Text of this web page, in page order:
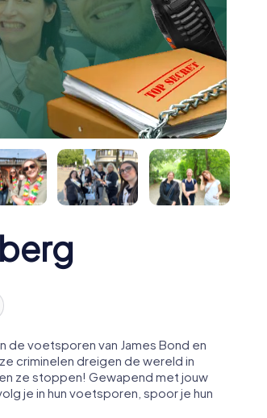
de voetsporen van James Bond en
criminelen dreigen de wereld in
ze stoppen! Gewapend met jouw
je in hun voetsporen, spoor je hun